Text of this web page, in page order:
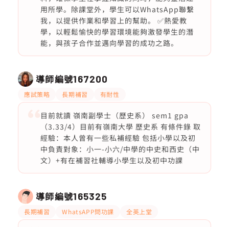
用所學。除課堂外，學生可以WhatsApp聯繫
我，以提供作業和學習上的幫助。 ✅熱愛教
學，以輕鬆愉快的學習環境能夠激發學生的潛
能，與孩子合作並邁向學習的成功之路。
導師編號167200
應試策略 長期補習 有耐性
目前就讀 嶺南副學士（歷史系） sem1 gpa
（3.33/4）目前有嶺南大學 歷史系 有條件錄 取
經驗：本人曾有一些私補經驗 包括小學以及初
中負責對象：小一-小六/中學的中史和西史（中
文）+有在補習社輔導小學生以及初中功課
導師編號165325
長期補習 WhatsAPP問功課 全英上堂